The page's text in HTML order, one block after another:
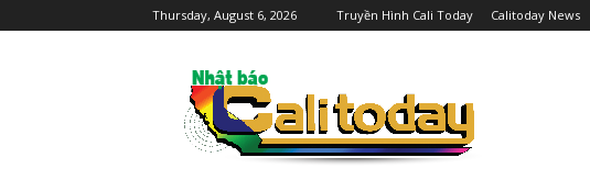
Thursday, August 6, 2026 Truyền Hình Cali Today Calitoday News